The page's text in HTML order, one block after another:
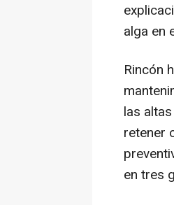
alga en
Rincón
las
retener
en tres